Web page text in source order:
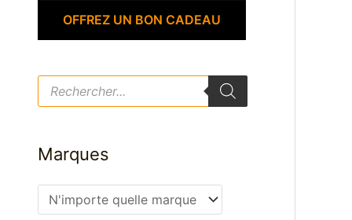
OFFREZ UN BON CADEAU
R
c
c
e
Marques